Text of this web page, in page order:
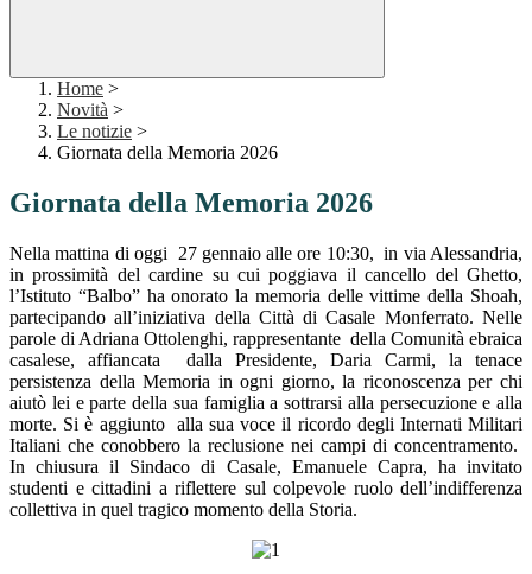
Home >
Novità >
Le notizie >
Giornata della Memoria 2026
Giornata della Memoria 2026
Nella mattina di oggi 27 gennaio alle ore 10:30, in via Alessandria,
in prossimità del cardine su cui poggiava il cancello del Ghetto,
l’Istituto “Balbo” ha onorato la memoria delle vittime della Shoah,
partecipando all’iniziativa della Città di Casale Monferrato. Nelle
parole di Adriana Ottolenghi, rappresentante della Comunità ebraica
casalese, affiancata
dalla Presidente, Daria Carmi, la tenace
persistenza della Memoria in ogni giorno, la riconoscenza per chi
aiutò lei e parte della sua famiglia a sottrarsi alla persecuzione e alla
morte. Si è aggiunto
alla sua voce il ricordo degli Internati Militari
Italiani che conobbero la reclusione nei campi di concentramento.
In chiusura il Sindaco di Casale, Emanuele Capra, ha invitato
studenti e cittadini a riflettere sul colpevole ruolo dell’indifferenza
collettiva in quel tragico momento della Storia.